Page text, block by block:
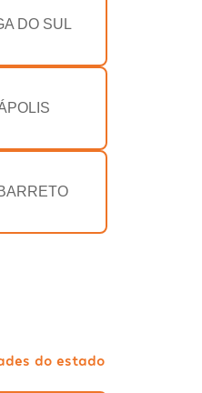
DO SUL
do estado